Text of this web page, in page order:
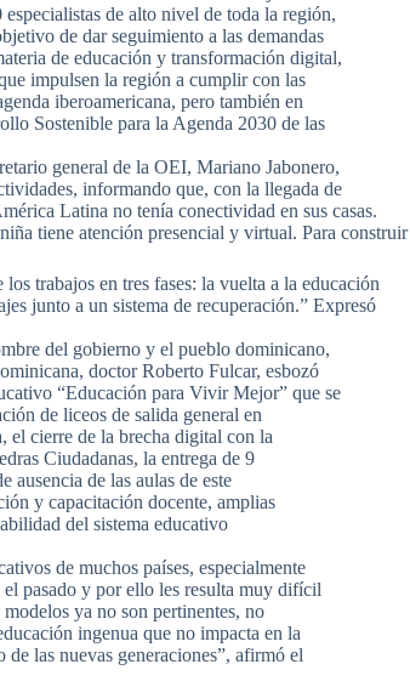
de alto nivel de toda la región,
de dar seguimiento a las demandas
de educación y transformación digital,
impulsen la región a cumplir con las
iberoamericana, pero también en
Sostenible para la Agenda 2030 de las
general de la OEI, Mariano Jabonero,
informando que, con la llegada de
Latina no tenía conectividad en sus casas.
tiene atención presencial y virtual. Para construir
trabajos en tres fases: la vuelta a la educación
junto a un sistema de recuperación.” Expresó
del gobierno y el pueblo dominicano,
doctor Roberto Fulcar, esbozó
“Educación para Vivir Mejor” que se
de liceos de salida general en
el cierre de la brecha digital con la
Ciudadanas, la entrega de 9
ausencia de las aulas de este
y capacitación docente, amplias
del sistema educativo
de muchos países, especialmente
pasado y por ello les resulta muy difícil
ya no son pertinentes, no
ingenua que no impacta en la
las nuevas generaciones”, afirmó el